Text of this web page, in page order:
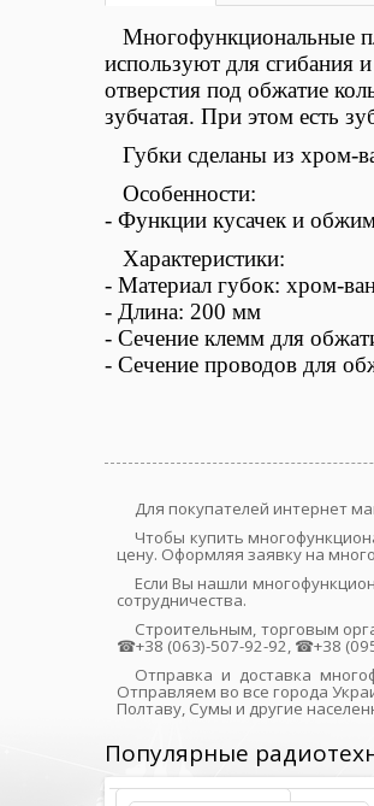
Многофункциональные
используют для сгибания
отверстия под обжатие
зубчатая. При этом есть
Губки сделаны из хром-
Особенности:
- Функции кусачек и
Характеристики:
- Материал губок: хром-
- Длина: 200 мм
- Сечение клемм для
- Сечение проводов для
Для покупателей интернет
Чтобы купить
цену. Оформляя заявку на
Если Вы нашли
сотрудничества.
Строительным, торговым
☎+38 (063)-507-92-92, ☎+38
Отправка и доставка
Отправляем во все города
Полтаву, Сумы и другие
Популярные